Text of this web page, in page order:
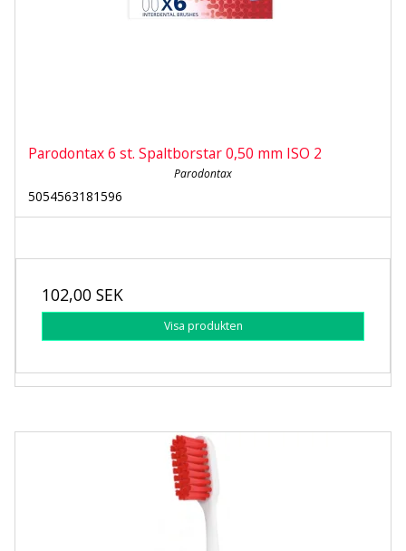
Parodontax 6 st. Spaltborstar 0,50 mm ISO 2
Parodontax
5054563181596
102,00 SEK
Visa produkten